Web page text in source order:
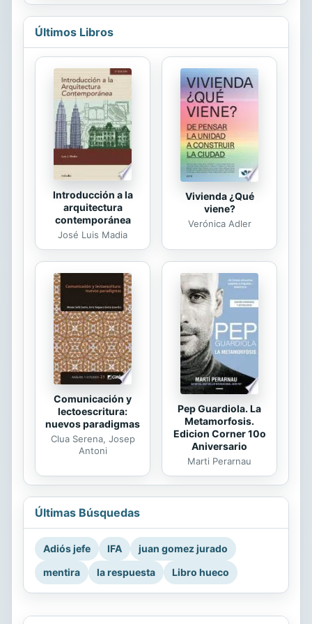
personajes; un puro avatar...
Augusto se deja llevar por la vida y
eso. Pésimo tiene aprendidas unas
pautas concretas y con ellas elabora
un mundo conocido. Primitivo es
depositario de una mente inmadura y
una inmadura desconfianza. Óptimo
contempla lo bueno con los pies
enterrados en el barro y la...
Últimos Libros
Introducción a la
arquitectura
contemporánea
José Luis Madia
Vivienda ¿Qué
viene?
Verónica Adler
Comunicación y
lectoescritura:
nuevos paradigmas
Clua Serena, Josep
Antoni
Pep Guardiola. La
Metamorfosis.
Edicion Corner 10o
Aniversario
Marti Perarnau
Últimas Búsquedas
Adiós jefe IFA
juan gomez jurado
mentira
la respuesta Libro hueco